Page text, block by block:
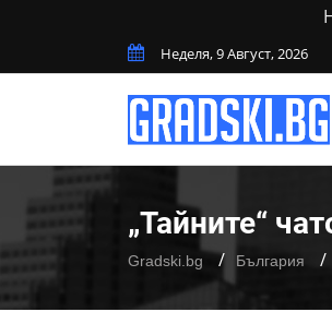
Неделя, 9 Август, 2026
„Тайните“
Gradski.bg България